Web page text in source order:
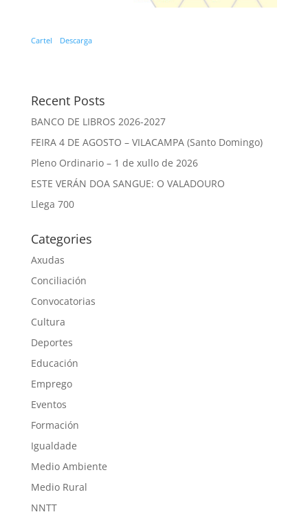
Cartel Descarga
Recent Posts
BANCO DE LIBROS 2026-2027
FEIRA 4 DE AGOSTO – VILACAMPA (Santo Domingo)
Pleno Ordinario – 1 de xullo de 2026
ESTE VERÁN DOA SANGUE: O VALADOURO
Llega 700
Categories
Axudas
Conciliación
Convocatorias
Cultura
Deportes
Educación
Emprego
Eventos
Formación
Igualdade
Medio Ambiente
Medio Rural
NNTT